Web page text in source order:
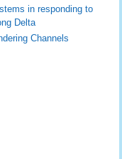
in responding to
Delta
Channels